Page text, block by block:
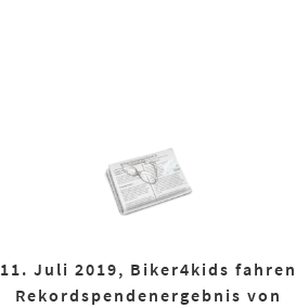
11. Juli 2019, Biker4kids fahren
Rekordspendenergebnis von